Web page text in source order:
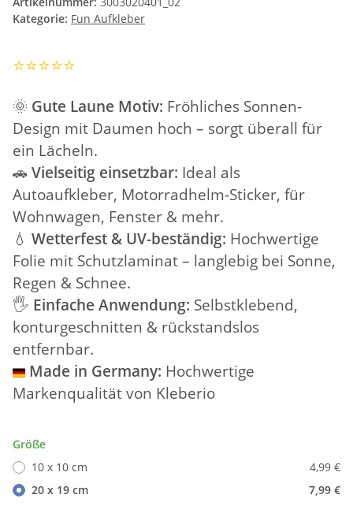
Kategorie: Fun Aufkleber
⭐️⭐️⭐️⭐️⭐️
🌞 Gute Laune Motiv: Fröhliches Sonnen-
Design mit Daumen hoch – sorgt überall für
ein Lächeln.
🚗 Vielseitig einsetzbar: Ideal als
Autoaufkleber, Motorradhelm-Sticker, für
Wohnwagen, Fenster & mehr.
💧 Wetterfest & UV-beständig: Hochwertige
Folie mit Schutzlaminat – langlebig bei Sonne,
Regen & Schnee.
🖐️ Einfache Anwendung: Selbstklebend,
konturgeschnitten & rückstandslos
entfernbar.
Made in Germany: Hochwertige
Markenqualität von Kleberio
Größe
10 x 10 cm
4,99 €
20 x 19 cm
7,99 €